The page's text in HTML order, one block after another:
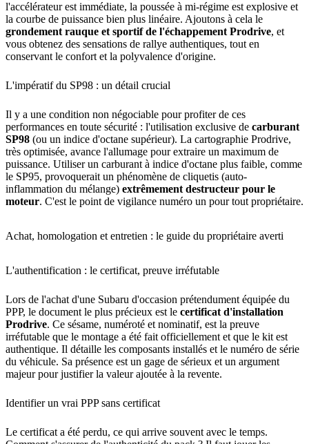
l'accélérateur est immédiate, la poussée à mi-régime est explosive et
la courbe de puissance bien plus linéaire. Ajoutons à cela le
grondement rauque et sportif de l'échappement Prodrive, et
vous obtenez des sensations de rallye authentiques, tout en
conservant le confort et la polyvalence d'origine.
L'impératif du SP98 : un détail crucial
Il y a une condition non négociable pour profiter de ces
performances en toute sécurité : l'utilisation exclusive de carburant
SP98 (ou un indice d'octane supérieur). La cartographie Prodrive,
très optimisée, avance l'allumage pour extraire un maximum de
puissance. Utiliser un carburant à indice d'octane plus faible, comme
le SP95, provoquerait un phénomène de cliquetis (auto-
inflammation du mélange) extrêmement destructeur pour le
moteur. C'est le point de vigilance numéro un pour tout propriétaire.
Achat, homologation et entretien : le guide du propriétaire averti
L'authentification : le certificat, preuve irréfutable
Lors de l'achat d'une Subaru d'occasion prétendument équipée du
PPP, le document le plus précieux est le certificat d'installation
Prodrive. Ce sésame, numéroté et nominatif, est la preuve
irréfutable que le montage a été fait officiellement et que le kit est
authentique. Il détaille les composants installés et le numéro de série
du véhicule. Sa présence est un gage de sérieux et un argument
majeur pour justifier la valeur ajoutée à la revente.
Identifier un vrai PPP sans certificat
Le certificat a été perdu, ce qui arrive souvent avec le temps.